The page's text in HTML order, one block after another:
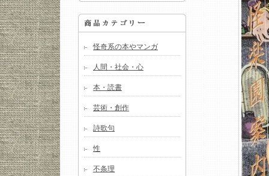
怪奇系の本やマンガ
人間・社会・心
本・読書
芸術・創作
詩歌句
性
不条理